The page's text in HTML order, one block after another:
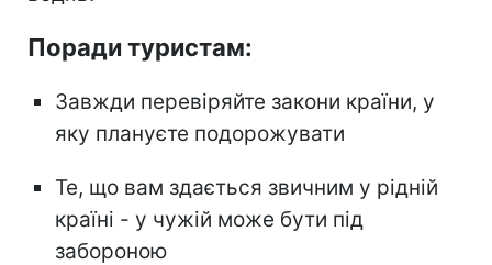
Поради туристам:
Завжди перевіряйте закони країни, у
яку плануєте подорожувати
Те, що вам здається звичним у рідній
країні - у чужій може бути під
забороною